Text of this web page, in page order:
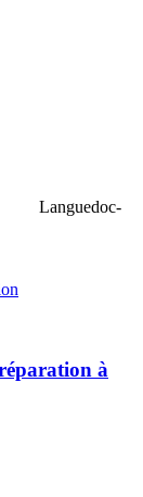
Languedoc-
à